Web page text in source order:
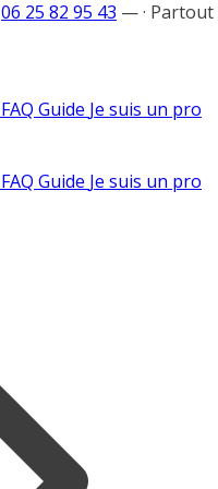
06 25 82 95 43 —· Partout
FAQ Guide Je suis un pro
FAQ Guide Je suis un pro